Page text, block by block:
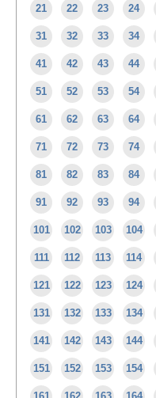
21 22 23 24
31 32 33 34
41 42 43 44
51 52 53 54
61 62 63 64
71 72 73 74
81 82 83 84
91 92 93 94
101 102 103 104
111 112 113 114
121 122 123 124
131 132 133 134
141 142 143 144
151 152 153 154